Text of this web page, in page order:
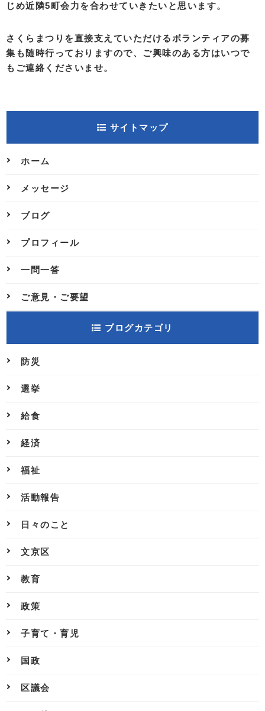
じめ近隣5町会力を合わせていきたいと思います。
さくらまつりを直接支えていただけるボランティアの募
集も随時行っておりますので、ご興味のある方はいつで
もご連絡くださいませ。
サイトマップ
ホーム
メッセージ
ブログ
プロフィール
一問一答
ご意見・ご要望
ブログカテゴリ
防災
選挙
給食
経済
福祉
活動報告
日々のこと
文京区
教育
政策
子育て・育児
国政
区議会